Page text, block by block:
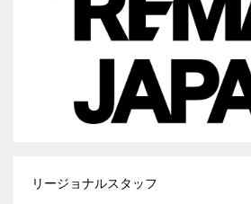
リージョナルスタッフ